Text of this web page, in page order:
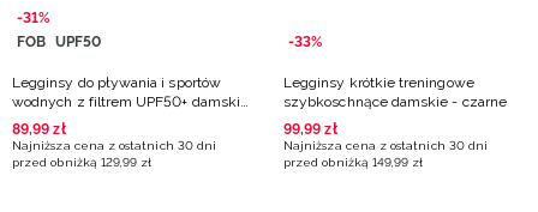
-31%
FOB UPF50
Legginsy do pływania i sportów
wodnych z filtrem UPF50+ damskie
- czarne
89,99 zł
Najniższa cena z ostatnich 30 dni
przed obniżką 129,99 zł
-33%
Legginsy krótkie treningowe
szybkoschnące damskie - czarne
99,99 zł
Najniższa cena z ostatnich 30 dni
przed obniżką 149,99 zł